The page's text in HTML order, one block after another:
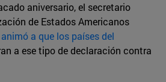
aniversario, el secretario
de Estados Americanos
animó a que los países del
a ese tipo de declaración contra